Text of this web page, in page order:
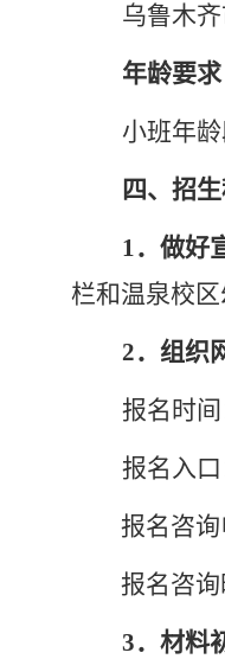
乌鲁木
年龄要求
小班年
四、招
1．做好
栏和温泉校
2．组织
报名时间
报名入口
报名咨
报名咨
3．材料